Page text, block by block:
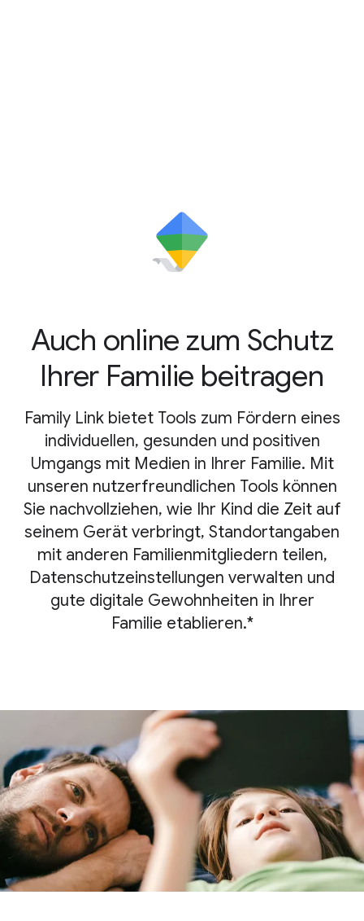
Auch online zum Schutz
Ihrer Familie beitragen
Family Link bietet Tools zum Fördern eines
individuellen, gesunden und positiven
Umgangs mit Medien in Ihrer Familie. Mit
unseren nutzerfreundlichen Tools können
Sie nachvollziehen, wie Ihr Kind die Zeit auf
seinem Gerät verbringt, Standortangaben
mit anderen Familienmitgliedern teilen,
Datenschutzeinstellungen verwalten und
gute digitale Gewohnheiten in Ihrer
Familie etablieren.*